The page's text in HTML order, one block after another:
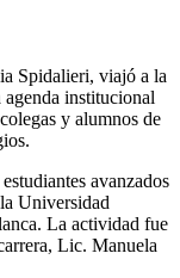
Spidalieri, viajó a la
institucional
y alumnos de
avanzados
Universidad
La actividad fue
Lic. Manuela